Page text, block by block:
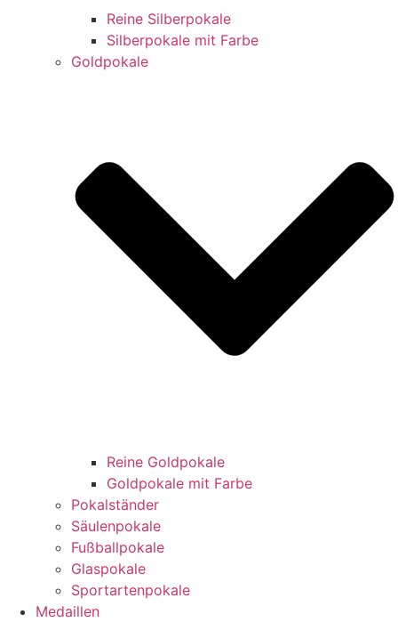
Reine Silberpokale
Silberpokale mit Farbe
Goldpokale
Reine Goldpokale
Goldpokale mit Farbe
Pokalständer
Säulenpokale
Fußballpokale
Glaspokale
Sportartenpokale
Medaillen